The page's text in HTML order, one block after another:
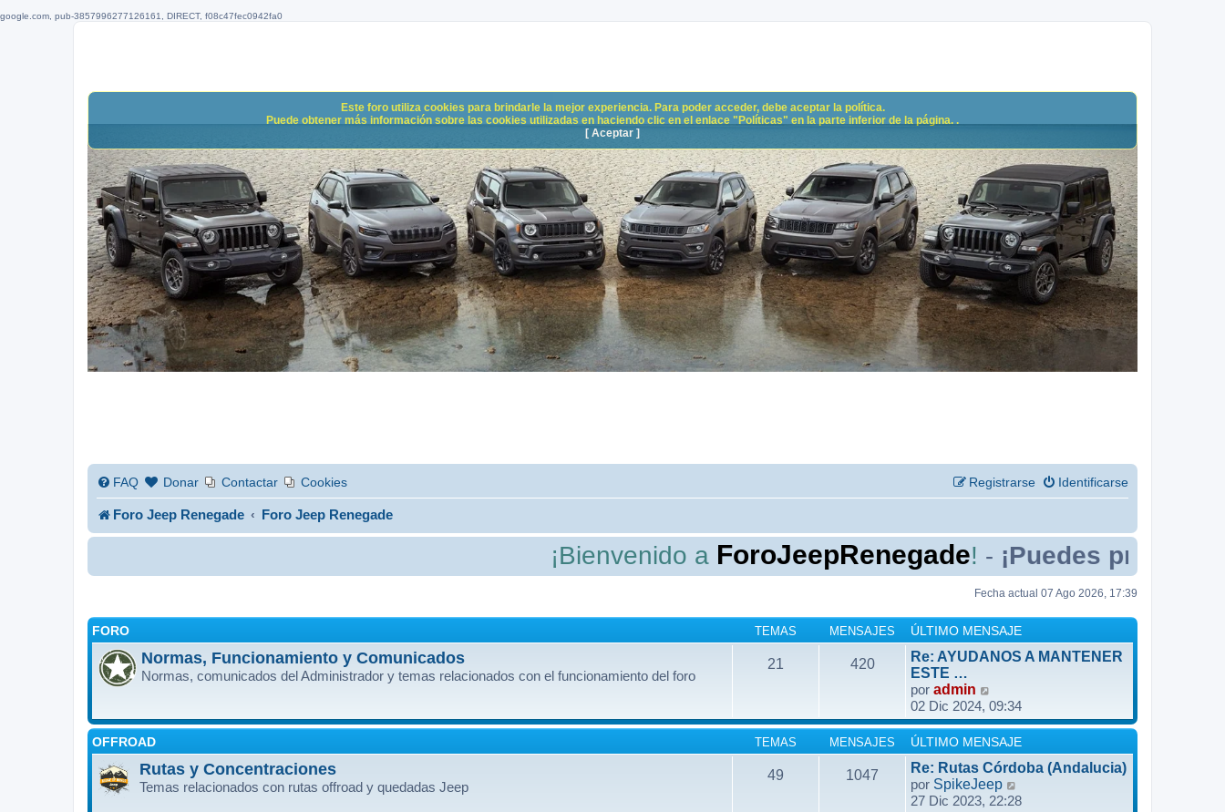
google.com, pub-3857996277126161, DIRECT, f08c47fec0942fa0
FAQ Donar Contactar Cookies Identificarse
Registrarse
Foro Jeep Renegade Foro Jeep Renegade
¡Bienvenido aForoJeepRenegade!-¡Puedes presentarte
Fecha actual 07 Ago 2026, 17:39
FORO TEMAS MENSAJES ÚLTIMO MENSAJE
Normas, Funcionamiento y Comunicados
Normas, comunicados del Administrador y temas relacionados con el funcionamiento del foro
21 420
Re: AYUDANOS A MANTENER
ESTE …
por admin
e
r
ú
l
t
i
02 Dic 2024, 09:34
OFFROAD TEMAS MENSAJES ÚLTIMO MENSAJE
Rutas y Concentraciones
Temas relacionados con rutas offroad y quedadas Jeep
49 1047
Re: Rutas Córdoba (Andalucia)
por SpikeJeep
e
27 Dic 2023, 22:28
Este foro utiliza cookies para brindarle la mejor experiencia. Para poder acceder, debe aceptar la política.
Puede obtener más información sobre las cookies utilizadas en haciendo clic en el enlace "Políticas" en la parte inferior de la página. .
[ Aceptar ]